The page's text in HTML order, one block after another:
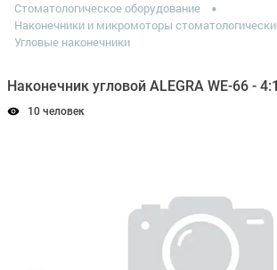
Стоматологическое оборудование
Наконечники и микромоторы
Угловые наконечники
Наконечник угловой ALEGRA WE-66 - 4:1
10 человек